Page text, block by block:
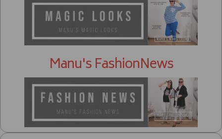
Manu's FashionNews